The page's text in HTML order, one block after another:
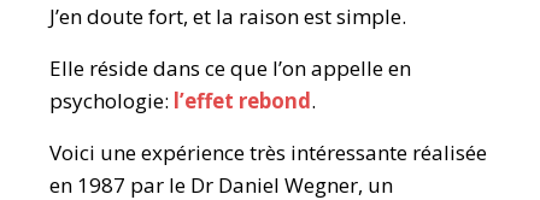
J’en doute fort, et la raison est simple.
Elle réside dans ce que l’on appelle en
psychologie: l’effet rebond.
Voici une expérience très intéressante réalisée
en 1987 par le Dr Daniel Wegner, un